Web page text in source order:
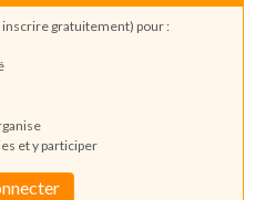
gratuitement) pour :
et y participer